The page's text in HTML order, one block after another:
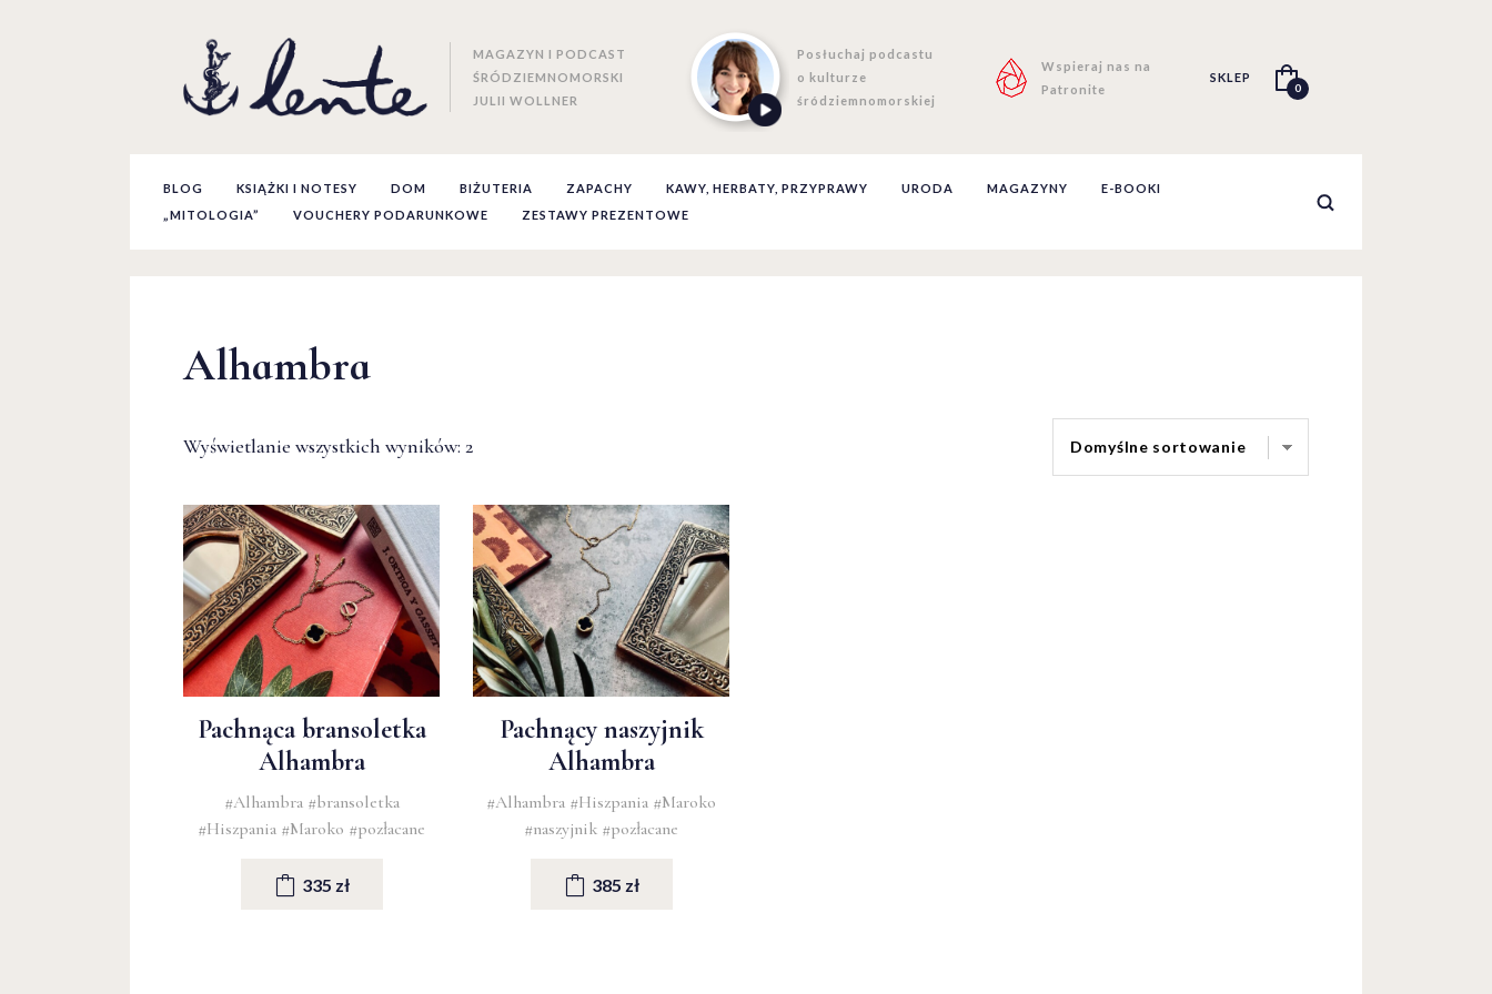
MAGAZYN I PODCAST
ŚRÓDZIEMNOMORSKI
JULII WOLLNER
Posłuchaj podcastu
o kulturze
śródziemnomorskiej
Wspieraj nas na
Patronite
SKLEP
0
BLOG KSIĄŻKI I NOTESY DOM BIŻUTERIA ZAPACHY KAWY, HERBATY, PRZYPRAWY URODA MAGAZYNY
E-BOOKI
„MITOLOGIA”
VOUCHERY PODARUNKOWE ZESTAWY PREZENTOWE
Alhambra
Wyświetlanie wszystkich wyników: 2
Pachnąca bransoletka
Alhambra
#Alhambra #bransoletka
#Hiszpania #Maroko #pozłacane
335 zł
Pachnący naszyjnik
Alhambra
#Alhambra #Hiszpania #Maroko
#naszyjnik #pozłacane
385 zł